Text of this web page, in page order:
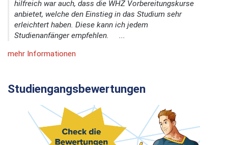
hilfreich war auch, dass die WHZ Vorbereitungskurse
anbietet, welche den Einstieg in das Studium sehr
erleichtert haben. Diese kann ich jedem
Studienanfänger empfehlen. ...
mehr Informationen
Studiengangsbewertungen